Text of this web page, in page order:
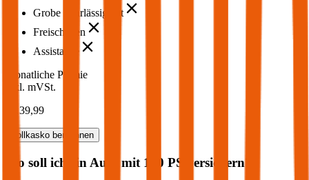
Grobe Fahrlässigkeit
Freischaden
Assistance
Monatliche Prämie
inkl. mVSt.
€ 139,99
Vollkasko berechnen
Wo soll ich ein Auto mit 140 PS versichern?